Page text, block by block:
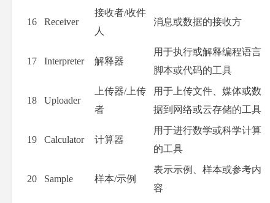
16 Receiver
接收者/收件
人
消息或数据的接收方
17 Interpreter 解释器
用于执行或解释编程语言
脚本或代码的工具
18 Uploader
上传器/上传
者
用于上传文件、媒体或数
据到网络或云存储的工具
19 Calculator 计算器
用于进行数学或科学计算
的工具
20 Sample 样本/示例
表示示例、样本或参考内
容